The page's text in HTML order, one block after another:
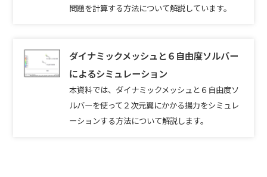
問題を計算する方法について解説しています。
ダイナミックメッシュと６自由度ソルバー
によるシミュレーション
本資料では、ダイナミックメッシュと６自由度ソ
ルバーを使って２次元翼にかかる揚力をシミュレ
ーションする方法について解説します。